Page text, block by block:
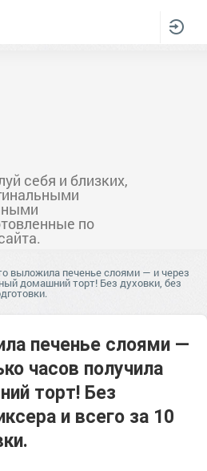
себя и близких,
по
выложила печенье слоями — и через
домашний торт! Без духовки, без
печенье слоями —
часов получила
торт! Без
и всего за 10